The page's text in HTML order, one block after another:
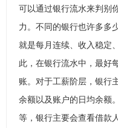
可以通过银行流水来判别
力。不同的银行也许多多
就是每月连续、收入稳定
此，在银行流水中，最好
账。对于工薪阶层，银行
余额以及账户的日均余额
等，银行主要会查看借款